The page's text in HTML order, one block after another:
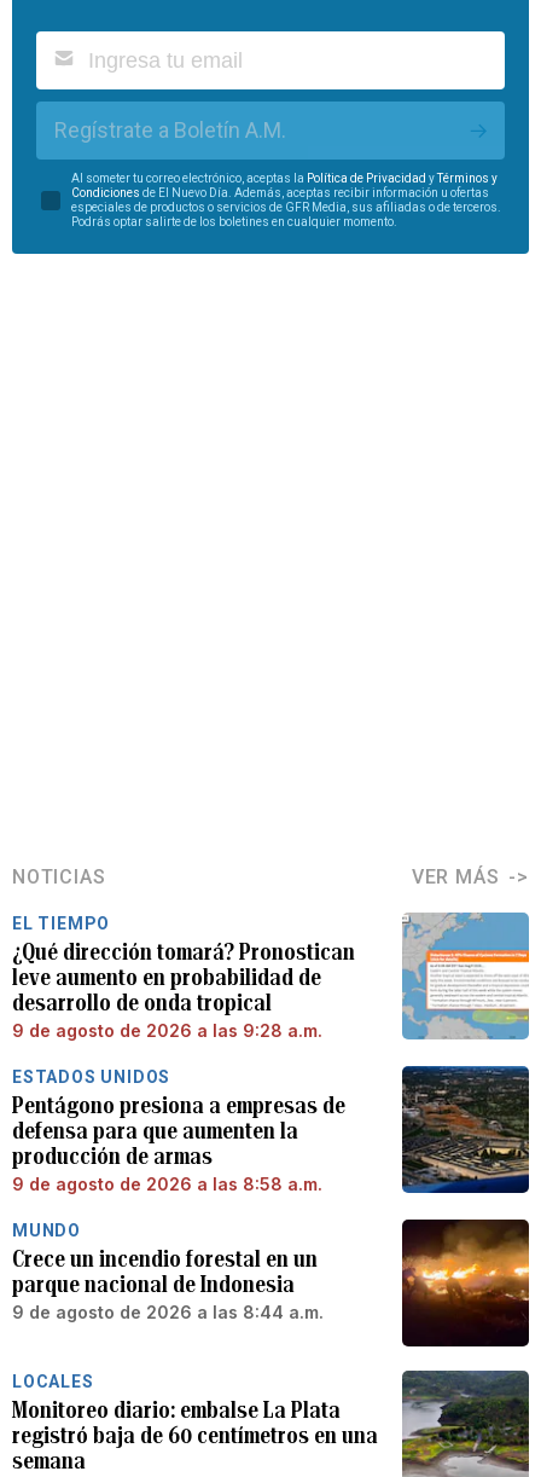
Regístrate a Boletín A.M.
Al someter tu correo electrónico, aceptas la Política de Privacidad y
Términos y
Condiciones de El Nuevo Día. Además, aceptas recibir información u ofertas
especiales de productos o servicios de GFR Media, sus afiliadas o de terceros.
Podrás optar salirte de los boletines en cualquier momento.
NOTICIAS VER MÁS
EL TIEMPO
¿Qué dirección tomará? Pronostican
leve aumento en probabilidad de
desarrollo de onda tropical
9 de agosto de 2026 a las 9:28 a.m.
ESTADOS UNIDOS
Pentágono presiona a empresas de
defensa para que aumenten la
producción de armas
9 de agosto de 2026 a las 8:58 a.m.
MUNDO
Crece un incendio forestal en un
parque nacional de Indonesia
9 de agosto de 2026 a las 8:44 a.m.
LOCALES
Monitoreo diario: embalse La Plata
registró baja de 60 centímetros en una
semana